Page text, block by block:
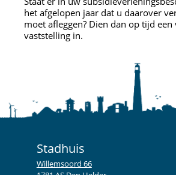
het afgelopen jaar dat u daarover
moet afleggen? Dien dan op tijd
vaststelling in.
Stadhuis
Willemsoord 66